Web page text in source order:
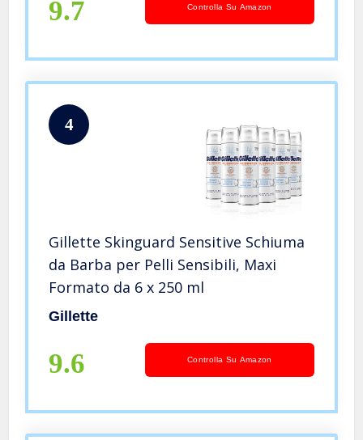
9.7 Controlla Su Amazon
4
Gillette Skinguard Sensitive Schiuma
da Barba per Pelli Sensibili, Maxi
Formato da 6 x 250 ml
Gillette
9.6 Controlla Su Amazon